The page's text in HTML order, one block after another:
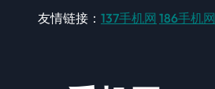
友情链接： 137手机网 186手机网